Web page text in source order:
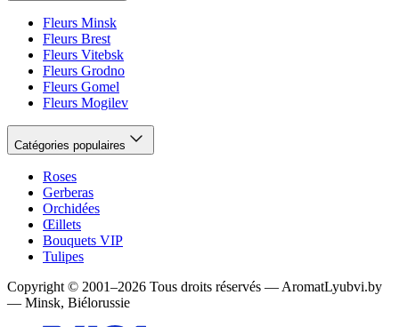
Fleurs Minsk
Fleurs Brest
Fleurs Vitebsk
Fleurs Grodno
Fleurs Gomel
Fleurs Mogilev
Catégories populaires
Roses
Gerberas
Orchidées
Œillets
Bouquets VIP
Tulipes
Copyright © 2001–2026 Tous droits réservés — AromatLyubvi.by
— Minsk, Biélorussie